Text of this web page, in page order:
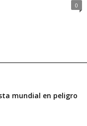
0
mundial en peligro